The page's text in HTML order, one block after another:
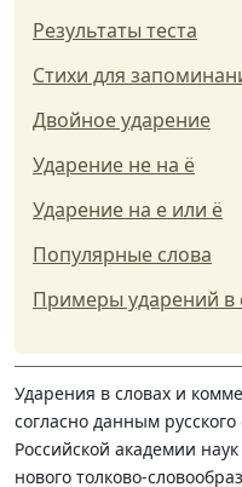
Результаты теста
Стихи для
Двойное ударение
Ударение не на ё
Ударение на е или ё
Популярные слова
Примеры ударений в
Ударения в словах и
согласно данным
Российской академии
нового толково-